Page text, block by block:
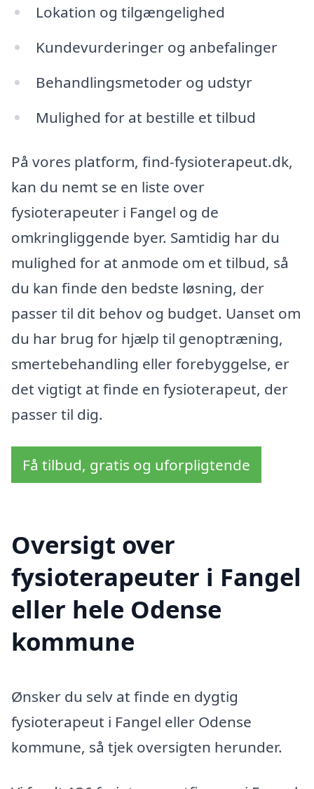
Lokation og tilgængelighed
Kundevurderinger og anbefalinger
Behandlingsmetoder og udstyr
Mulighed for at bestille et tilbud
På vores platform, find-fysioterapeut.dk,
kan du nemt se en liste over
fysioterapeuter i Fangel og de
omkringliggende byer. Samtidig har du
mulighed for at anmode om et tilbud, så
du kan finde den bedste løsning, der
passer til dit behov og budget. Uanset om
du har brug for hjælp til genoptræning,
smertebehandling eller forebyggelse, er
det vigtigt at finde en fysioterapeut, der
passer til dig.
Få tilbud, gratis og uforpligtende
Oversigt over
fysioterapeuter i Fangel
eller hele Odense
kommune
Ønsker du selv at finde en dygtig
fysioterapeut i Fangel eller Odense
kommune, så tjek oversigten herunder.